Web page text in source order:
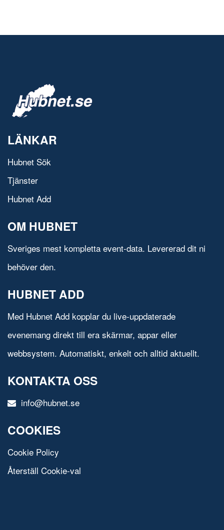
LÄNKAR
Hubnet Sök
Tjänster
Hubnet Add
OM HUBNET
Sveriges mest kompletta event-data. Levererad dit ni
behöver den.
HUBNET ADD
Med Hubnet Add kopplar du live-uppdaterade
evenemang direkt till era skärmar, appar eller
webbsystem. Automatiskt, enkelt och alltid aktuellt.
KONTAKTA OSS
info@hubnet.se
COOKIES
Cookie Policy
Återställ Cookie-val